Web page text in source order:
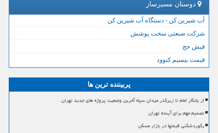
دوستان مسیرساز
آب شیرین کن - دستگاه آب شیرین کن
شرکت صنعتی سخت پوشش
فیش حج
قیمت بیسیم کنوود
پربیننده ترین ها
از یادگار امام تا زیرگذر میدان سپاه آخرین وضعیت پروژه های جدید تهران
تصمیم مهم برای آینده تهران
رکوردشکنی قیمتها در بازار مسکن